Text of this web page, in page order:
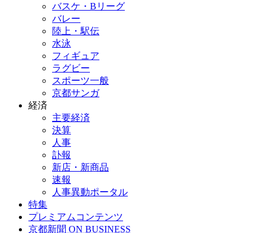
バスケ・Bリーグ
バレー
陸上・駅伝
水泳
フィギュア
ラグビー
スポーツ一般
京都サンガ
経済
主要経済
決算
人事
訃報
新店・新商品
速報
人事異動ポータル
特集
プレミアムコンテンツ
京都新聞 ON BUSINESS